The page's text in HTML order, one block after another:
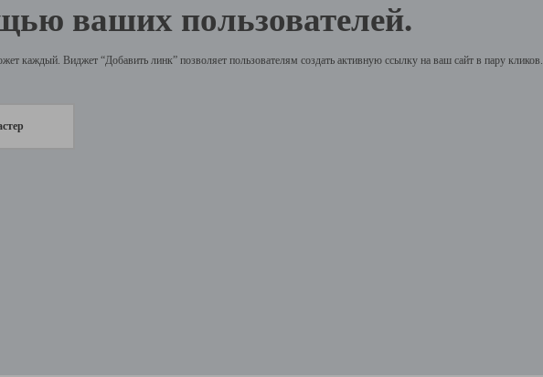
ваших пользователей.
каждый. Виджет “Добавить линк” позволяет пользователям создать активную ссылку на ваш сайт в пару кликов.